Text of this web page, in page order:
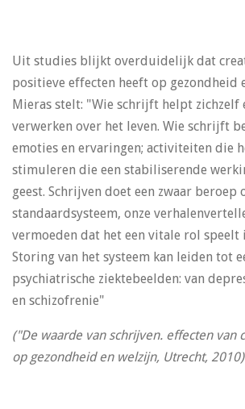
Uit studies blijkt overduidelijk dat
positieve effecten heeft op gezondheid
Mieras stelt: "Wie schrijft helpt zichzelf
verwerken over het leven. Wie schrijft
emoties en ervaringen; activiteiten die
stimuleren die een stabiliserende
geest. Schrijven doet een zwaar beroep
standaardsysteem, onze
vermoeden dat het een vitale rol speelt
Storing van het systeem kan leiden tot
psychiatrische ziektebeelden: van
en schizofrenie"
("De waarde van schrijven. effecten van
op gezondheid en welzijn, Utrecht, 2010)